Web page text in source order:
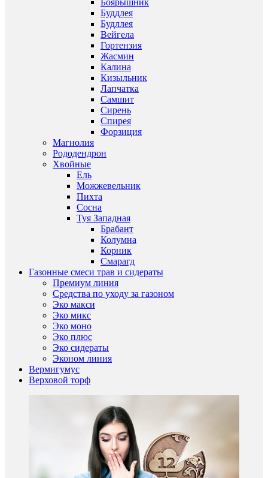
Боярышник
Буддлея
Будллея
Вейгела
Гортензия
Жасмин
Калина
Кизыльник
Лапчатка
Самшит
Сирень
Спирея
Форзиция
Магнолия
Рододендрон
Хвойные
Ель
Можжевельник
Пихта
Сосна
Туя Западная
Брабант
Колумна
Корник
Смарагд
Газонные смеси трав и сидераты
Премиум линия
Средства по уходу за газоном
Эко макси
Эко микс
Эко моно
Эко плюс
Эко сидераты
Эконом линия
Вермигумус
Верховой торф